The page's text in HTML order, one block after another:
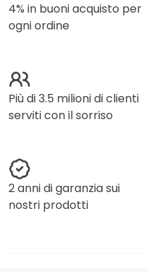
4% in buoni acquisto per
ogni ordine
Più di 3.5 milioni di clienti
serviti con il sorriso
2 anni di garanzia sui
nostri prodotti